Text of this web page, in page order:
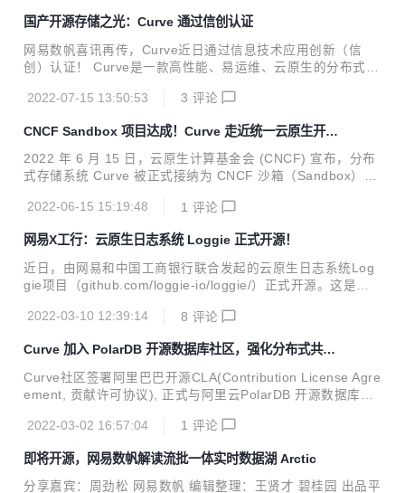
https://github.com/opencurve/curve/releases/tag/v2.3.0-rc
0 版本部署手册： https://github.com/opencurve/curveadm/
wiki‍ Curve 是云原生计算基金会 (CNCF) Sandbox 项目，是
国产开源存储之光：Curve 通过信创认证
网易数帆喜讯再传，Curve近日通过信息技术应用创新（信
创）认证！ Curve是一款高性能、易运维、云原生的分布式存
目。国家工业信息安全发展研究中心测试结果显示，Curve在
面49个测试用例全部通过。 当前我国正处在数字经济高速发
展期，建设国产自主可控体系、大力发展信创产业已成为“数
字基建”的目标，此次获得权威机构认可，验证了Curve与信创
担当推动目标完成的硬实力，也是其抓住重大历史机遇提速发
2022-07-15 13:50:53 3 评论
CNCF Sandbox 项目达成！Curve 走近统一云原生开源
存储梦想
2022 年 6 月 15 日，云原生计算基金会 (CNCF) 宣布，分布
式存储系统 Curve 被正式接纳为 CNCF 沙箱（Sandbox）项
在以网易分布式架构和云原生实践经验反哺社区，填补高性
CNCF 沙箱，意味着全球顶级开源基金会对网易数帆云原生存
储技术演进的认可，也验证了网易数帆在数字化基础软件领域
的深厚积累，及对未来技术趋势的深刻洞察。通过进入 CNCF
沙箱，Curve 社区将更多吸引更多开发者和用户参与共建，进
一步推动项目在云原生业务场景的成熟应用，从而深化...
2022-06-15 15:19:48 1 评论
网易X工行：云原生日志系统 Loggie 正式开源！
近日，由网易和中国工商银行联合发起的云原生日志系统Log
gie项目（github.com/loggie-io/loggie/）正式开源。这是网
伙伴践行“架构开放，内核开源”技术理念、把控制权交给客户
转型浪潮中，采用云原生技术解决数字化软件研发、运维新挑
战已成主流选择，然而在云原生环境下，容器大规模及频繁动
态迁移、日志存储多样性、Kubernetes元信息查询等特点，
迫使日志管理方式发生变化。随着业务实践的深入，日志方面
存在的人肉运维越来越多、功能开发难以扩展和难以支撑更大
2022-03-10 12:39:14 8 评论
Curve 加入 PolarDB 开源数据库社区，强化分布式共享
存储
Curve社区签署阿里巴巴开源CLA(Contribution License Agre
ement, 贡献许可协议), 正式与阿里云PolarDB 开源数据库社
又一里程碑。 在3月2日的开源 PolarDB 企业级架构发布会
构设计进行了全面解读，作为 PolarDB 技术合作伙伴，Curve
为 PolarDB for PostgreSQL 提供分布式共享存储，其强大的
2022-03-02 16:57:04 1 评论
即将开源，网易数帆解读流批一体实时数据湖 Arctic
分享嘉宾：周劲松 网易数帆 编辑整理：王贤才 碧桂园 出品平